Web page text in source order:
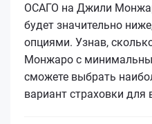
ОСАГО на Джили
будет значительно
опциями. Узнав,
Монжаро с
сможете выбрать
вариант страховки